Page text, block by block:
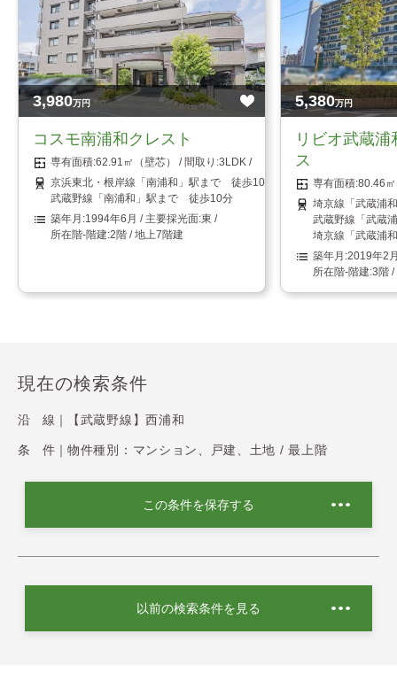
3,980万円
コスモ南浦和クレスト
62.91㎡（壁芯）
3LDK
京浜東北・根岸線「南浦和」駅まで 徒歩10分
武蔵野線「南浦和」駅まで 徒歩10分
1994年6月
東
2階 / 地上7階建
5,380万円
リビオ武蔵
ス
80.46
埼京線「武蔵浦
武蔵野線「武蔵
埼京線「武蔵浦
2019年2
3階 /
現在の検索条件
沿 線｜ 【武蔵野線】西浦和
条 件｜ 物件種別：マンション、戸建、土地 / 最上階
この条件を保存する
以前の検索条件を見る